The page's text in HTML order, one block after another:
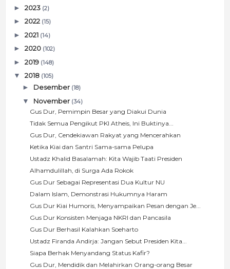
► 2023 (2)
► 2022 (15)
► 2021 (14)
► 2020 (102)
► 2019 (148)
▼ 2018 (105)
► Desember (18)
▼ November (34)
Gus Dur, Pemimpin Besar yang Diakui Dunia
Tidak Semua Pengikut PKI Atheis, Ini Buktinya...
Gus Dur, Cendekiawan Rakyat yang Mencerahkan
Ketika Kiai dan Santri Sama-sama Pelupa
Ustadz Khalid Basalamah: Kita Wajib Taati Presiden
Alhamdulillah, di Surga Ada Rokok
Gus Dur Sebagai Representasi Dua Kultur NU
Dalam Islam, Demonstrasi Hukumnya Haram
Gus Dur Kiai Humoris, Menyampaikan Pesan dengan Je...
Gus Dur Konsisten Menjaga NKRI dan Pancasila
Gus Dur Berhasil Kalahkan Soeharto
Ustadz Firanda Andirja: Jangan Sebut Presiden Kita...
Siapa Berhak Menyandang Status Kafir?
Gus Dur, Mendidik dan Melahirkan Orang-orang Besar